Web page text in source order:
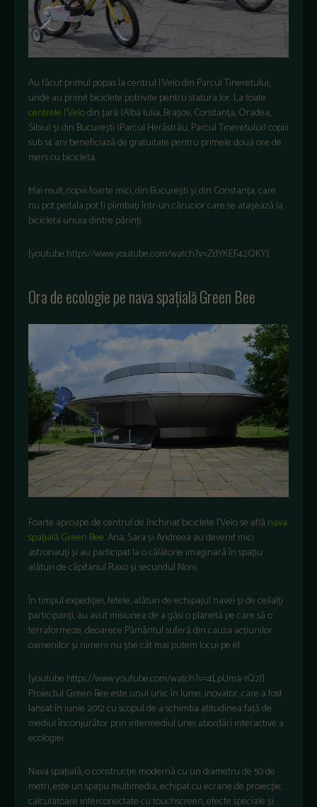
Au făcut primul popas la centrul I’Velo din Parcul Tineretului,
unde au primit biciclete potrivite pentru statura lor. La toate
centrele I’Velodin țară (Alba Iulia, Brașov, Constanța, Oradea,
Sibiu) și din București (Parcul Herăstrău, Parcul Tineretului) copiii
sub 14 ani beneficiază de gratuitate pentru primele două ore de
mers cu bicicleta.
Mai mult, copiii foarte mici, din București și din Constanța, care
nu pot pedala pot fi plimbați într-un cărucior care se atașează la
bicicleta unuia dintre părinți.
[youtube https://www.youtube.com/watch?v=ZdYKEF42QKY]
Ora de ecologie pe nava spațială Green Bee
Foarte aproape de centrul de închiriat biciclete I’Velo se află nava
spațială Green Bee. Ana, Sara și Andreea au devenit mici
astronauți și au participat la o călătorie imaginară în spațiu
alături de căpitanul Raxo și secundul Noni.
În timpul expediției, fetele, alături de echipajul navei și de ceilalți
participanți, au avut misiunea de a găsi o planetă pe care să o
terraformeze, deoarece Pământul suferă din cauza acțiunilor
oamenilor și nimeni nu știe cât mai putem locui pe el.
[youtube https://www.youtube.com/watch?v=4LpUma-1Q2I]
Proiectul Green Bee este unul unic în lume, inovator, care a fost
lansat în iunie 2012 cu scopul de a schimba atitudinea față de
mediul înconjurător prin intermediul unei abordări interactive a
ecologiei.
Nava spațială, o construcție modernă cu un diametru de 50 de
metri, este un spațiu multimedia, echipat cu ecrane de proiecție,
calculatoare interconectate cu touchscreen, efecte speciale și